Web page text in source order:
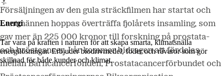
Energi
Tar vara på kraften i naturen för att skapa smarta, klimatsnälla
energilösningar. Erbjuder biodrivmedel, foder och råvaror som gör
skillnad för både kunder och klimat.
Försäljningen av den gula sträckfilmen har startat och
Lantmännen hoppas överträffa fjolårets insamling, som
gav mer än 225 000 kronor till forskning på prostata-
och bröstcancer. I år kommer bidragen att fördelas
mellan Barncancerfonden, Prostatacancerförbundet och